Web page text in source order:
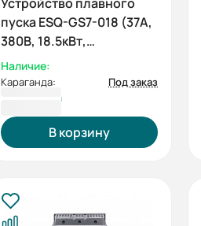
пуска ESQ-GS7-018 (37А,
380В, 18.5кВт,
встроенный
шунтирующий
контактор)
Наличие:
Караганда: Под заказ
В корзину